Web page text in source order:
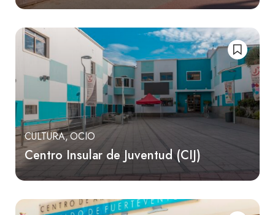
CULTURA OCIO
Centro Insular de Juventud (CIJ)